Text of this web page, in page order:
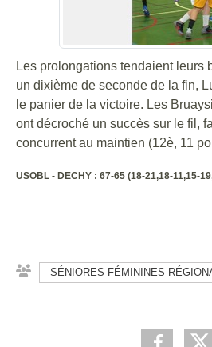
Les prolongations tendaient leurs
un dixième de seconde de la fin,
le panier de la victoire. Les
ont décroché un succès sur le fil,
concurrent au maintien (12è, 11
USOBL - DECHY : 67-65 (18-21,18-11,15-
SÉNIORES FÉMININES